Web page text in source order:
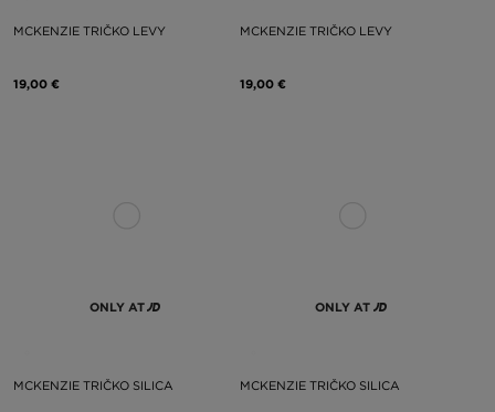
MCKENZIE TRIČKO LEVY
19,00 €
MCKENZIE TRIČKO LEVY
19,00 €
ONLY AT
MCKENZIE TRIČKO SILICA
ONLY AT
MCKENZIE TRIČKO SILICA